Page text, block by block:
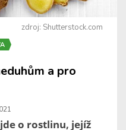
zdroj: Shutterstock.com
a pro
o rostlinu, jejíž